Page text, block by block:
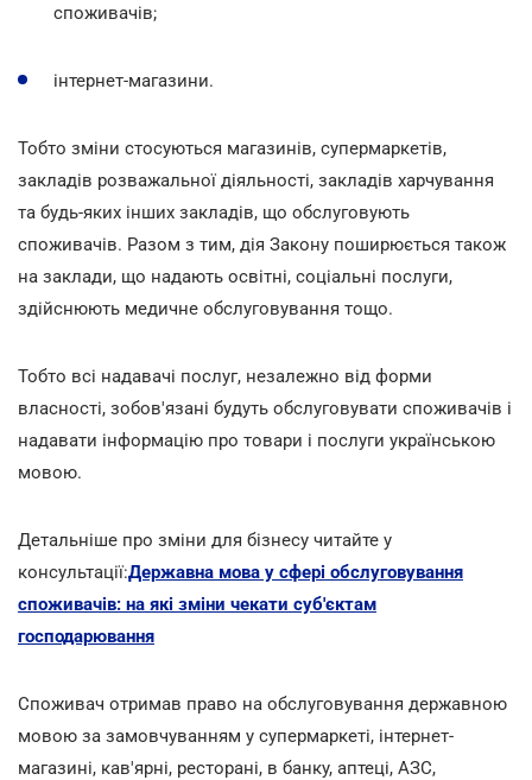
споживачів;
інтернет-магазини.
Тобто зміни стосуються магазинів, супермаркетів,
закладів розважальної діяльності, закладів харчування
та будь-яких інших закладів, що обслуговують
споживачів. Разом з тим, дія Закону поширюється також
на заклади, що надають освітні, соціальні послуги,
здійснюють медичне обслуговування тощо.
Тобто всі надавачі послуг, незалежно від форми
власності, зобов'язані будуть обслуговувати споживачів і
надавати інформацію про товари і послуги українською
мовою.
Детальніше про зміни для бізнесу читайте у
консультації:Державна мова у сфері обслуговування
споживачів: на які зміни чекати суб'єктам
господарювання
Споживач отримав право на обслуговування державною
мовою за замовчуванням у супермаркеті, інтернет-
магазині, кав'ярні, ресторані, в банку, аптеці, АЗС,